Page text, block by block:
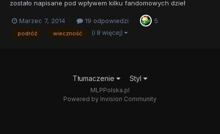
zostało napisane pod wpływem kilku fandomowych dzieł
opowiadaniu starałem poruszyć kilka uniwersalnych problemów,
które męczą świat oraz kilka mniejszych, męczących
Marzec 7, 2014 19 odpowiedzi 5
podróż wieczność (i 8 więcej)
Tłumaczenie Styl
MLPPolska.pl
Powered by Invision Community